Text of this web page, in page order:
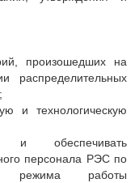
произошедших на
распределительных
и технологическую
и обеспечивать
персонала РЭС по
режима работы